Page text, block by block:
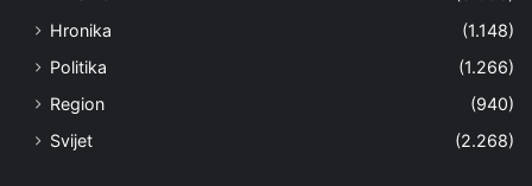
Hronika
(1.148)
Politika
(1.266)
Region
(940)
Svijet
(2.268)